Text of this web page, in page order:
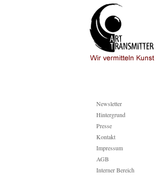
Newsletter
Hintergrund
Presse
Kontakt
Impressum
AGB
Interner Bereich